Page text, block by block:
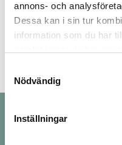
annons- och
Dessa kan i sin tur
information som du har
Nödvändig
Inställningar
Bli den första att